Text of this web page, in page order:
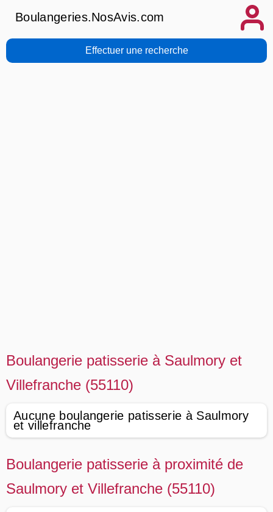
Boulangeries.NosAvis.com
Effectuer une recherche
Boulangerie patisserie à Saulmory et
Villefranche (55110)
Aucune boulangerie patisserie à Saulmory
et villefranche
Boulangerie patisserie à proximité de
Saulmory et Villefranche (55110)